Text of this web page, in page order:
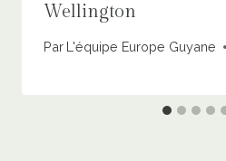
Wellington
Par L'équipe Europe Guyane